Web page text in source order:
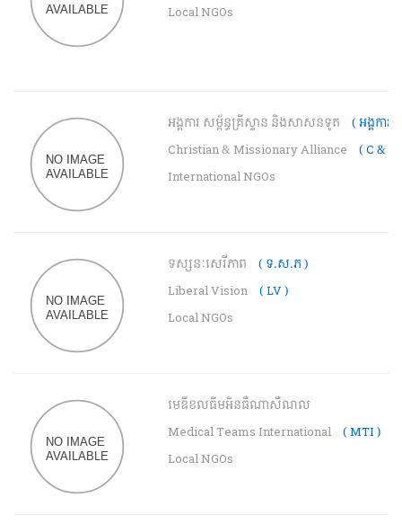
Local NGOs
អង្គការ សម្ព័ន្ធគ្រីស្ទាន និងសាសនទូត ( អង្គការ )
Christian & Missionary Alliance ( C &
International NGOs
ទស្សនៈសេរីភាព ( ទ.ស.ភ )
Liberal Vision ( LV )
Local NGOs
មេឌីខលធីមអិនធឺណាសឺណល
Medical Teams International ( MTI )
Local NGOs